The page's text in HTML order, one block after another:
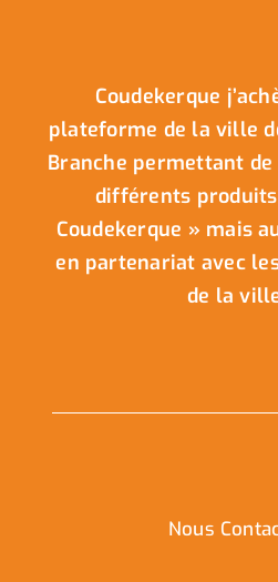
Coudekerque
plateforme de la ville
Branche permettant
différents
Coudekerque » mais
en partenariat avec
de la
Nous